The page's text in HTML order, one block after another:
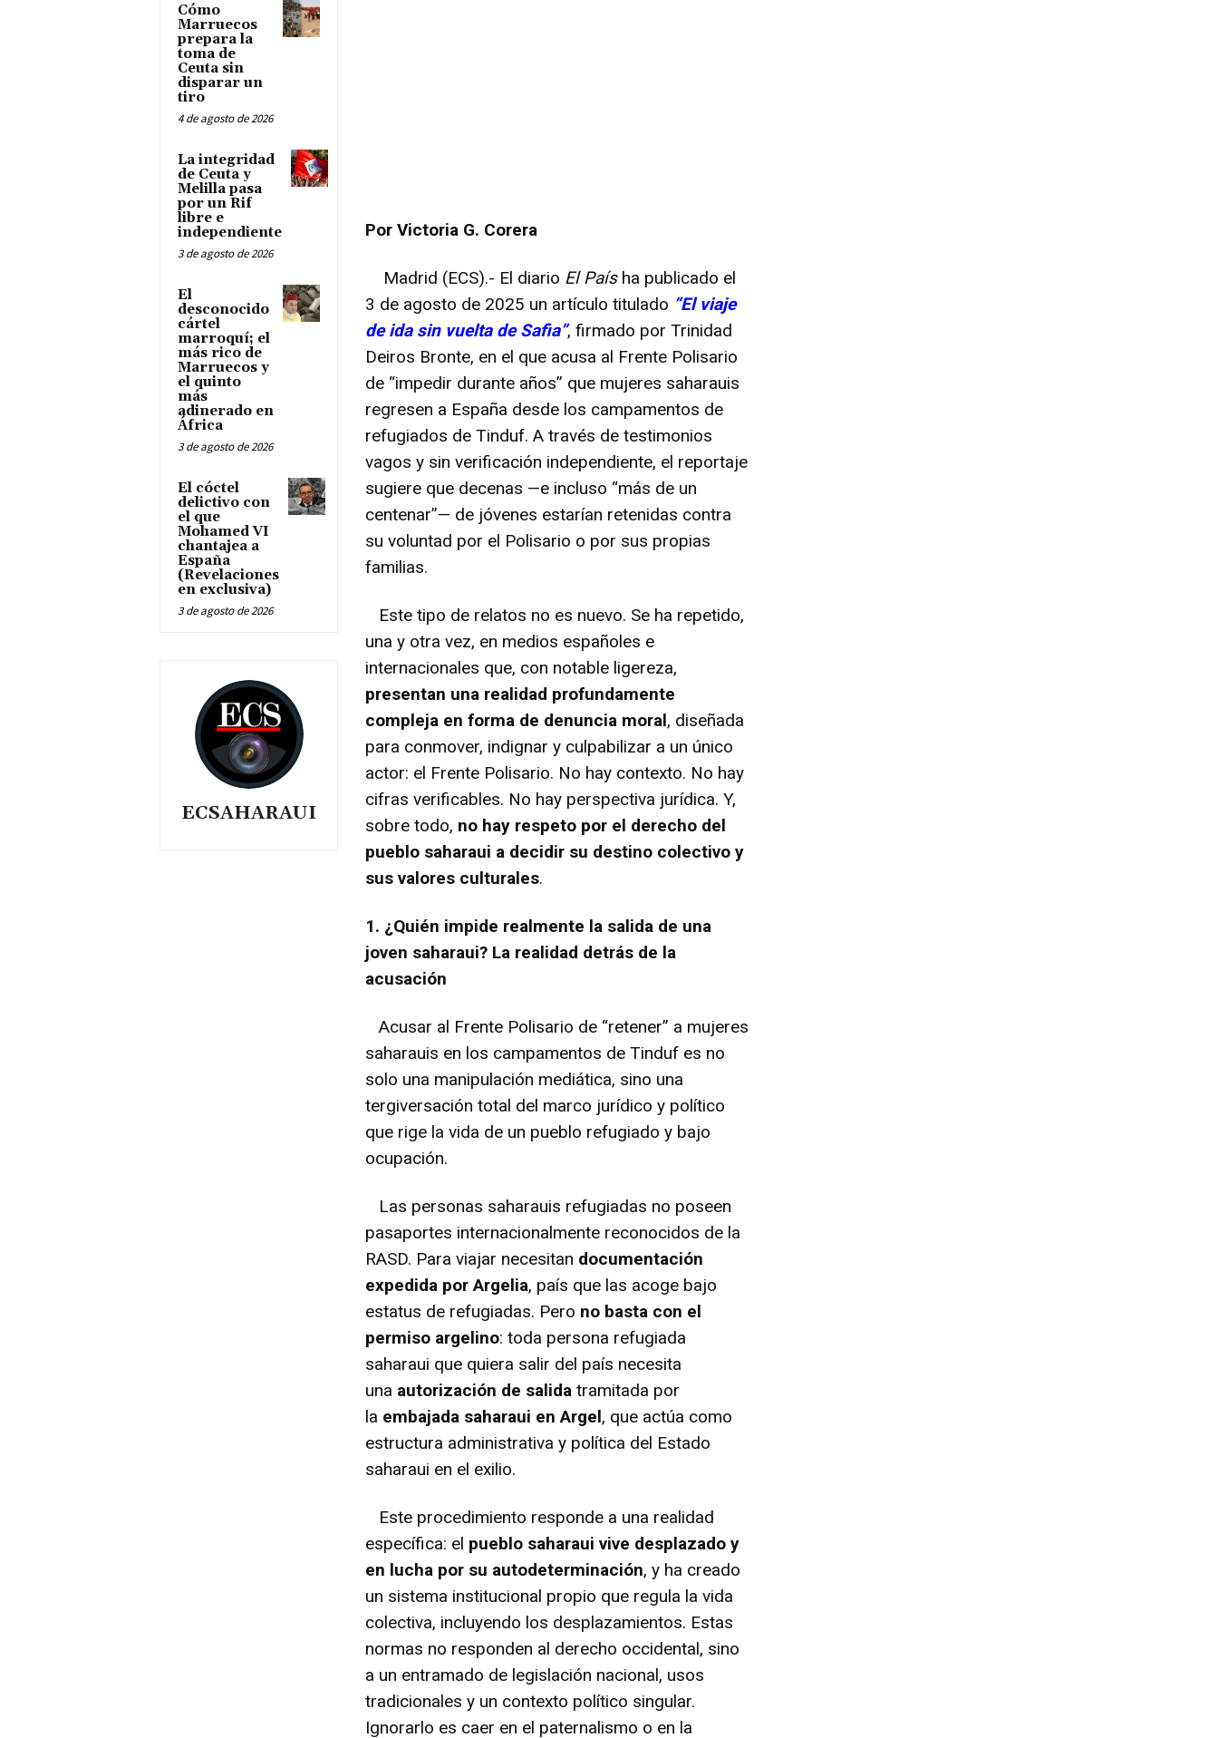
Cómo
Marruecos
prepara la
toma de
Ceuta sin
disparar un
tiro
4 de agosto de 2026
La integridad
de Ceuta y
Melilla pasa
por un Rif
libre e
independiente
3 de agosto de 2026
El
desconocido
cártel
marroquí; el
más rico de
Marruecos y
el quinto
más
adinerado en
África
3 de agosto de 2026
El cóctel
delictivo con
el que
Mohamed VI
chantajea a
España
(Revelaciones
en exclusiva)
3 de agosto de 2026
ECSAHARAUI
Por Victoria G. Corera
Madrid (ECS).- El diario El Paísha publicado el
3 de agosto de 2025 un artículo titulado “El viaje
de ida sin vuelta de Safia”, firmado por Trinidad
Deiros Bronte, en el que acusa al Frente Polisario
de “impedir durante años” que mujeres saharauis
regresen a España desde los campamentos de
refugiados de Tinduf. A través de testimonios
vagos y sin verificación independiente, el reportaje
sugiere que decenas —e incluso “más de un
centenar”— de jóvenes estarían retenidas contra
su voluntad por el Polisario o por sus propias
familias.
Este tipo de relatos no es nuevo. Se ha repetido,
una y otra vez, en medios españoles e
internacionales que, con notable ligereza,
presentan una realidad profundamente
compleja en forma de denuncia moral, diseñada
para conmover, indignar y culpabilizar a un único
actor: el Frente Polisario. No hay contexto. No hay
cifras verificables. No hay perspectiva jurídica. Y,
sobre todo, no hay respeto por el derecho del
pueblo saharaui a decidir su destino colectivo y
sus valores culturales.
1. ¿Quién impide realmente la salida de una
joven saharaui? La realidad detrás de la
acusación
Acusar al Frente Polisario de “retener” a mujeres
saharauis en los campamentos de Tinduf es no
solo una manipulación mediática, sino una
tergiversación total del marco jurídico y político
que rige la vida de un pueblo refugiado y bajo
ocupación.
Las personas saharauis refugiadas no poseen
pasaportes internacionalmente reconocidos de la
RASD. Para viajar necesitan documentación
expedida por Argelia, país que las acoge bajo
estatus de refugiadas. Pero no basta con el
permiso argelino: toda persona refugiada
saharaui que quiera salir del país necesita
una autorización de salida tramitada por
la embajada saharaui en Argel, que actúa como
estructura administrativa y política del Estado
saharaui en el exilio.
Este procedimiento responde a una realidad
específica: el pueblo saharaui vive desplazado y
en lucha por su autodeterminación, y ha creado
un sistema institucional propio que regula la vida
colectiva, incluyendo los desplazamientos. Estas
normas no responden al derecho occidental, sino
a un entramado de legislación nacional, usos
tradicionales y un contexto político singular.
Ignorarlo es caer en el paternalismo o en la